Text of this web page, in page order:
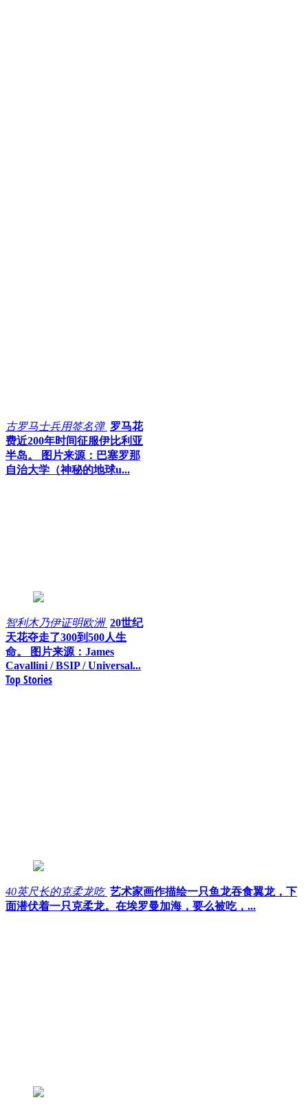
古罗马士兵用签名弹 罗马花
费近200年时间征服伊比利亚
半岛。 图片来源：巴塞罗那
自治大学（神秘的地球u...
智利木乃伊证明欧洲 20世纪
天花夺走了300到500人生
命。 图片来源：James
Cavallini / BSIP / Universal...
Top Stories
40英尺长的克柔龙吃 艺术家画作描绘一只鱼龙吞食翼龙，下
面潜伏着一只克柔龙。在埃罗曼加海，要么被吃，...